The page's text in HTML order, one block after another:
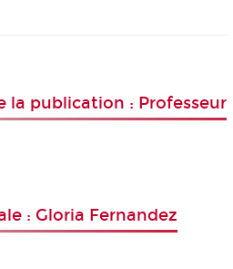
la publication : Professeur
: Gloria Fernandez